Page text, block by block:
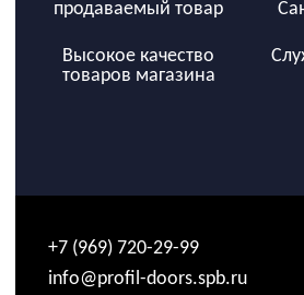
продаваемый товар
Высокое качество
товаров магазина
+7 (969) 720-29-99
info@profil-doors.spb.ru